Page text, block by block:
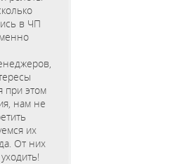
в ЧП
при этом
нам не
их
От них